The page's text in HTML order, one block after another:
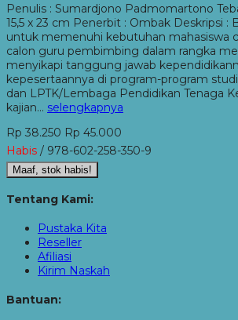
Penulis : Sumardjono Padmomartono
15,5 x 23 cm Penerbit : Ombak Deskripsi :
untuk memenuhi kebutuhan mahasiswa
calon guru pembimbing dalam rangka
menyikapi tanggung jawab
kepesertaannya di program-program
dan LPTK/Lembaga Pendidikan Tenaga
kajian… selengkapnya
Rp 38.250 Rp 45.000
Habis / 978-602-258-350-9
Maaf, stok habis!
Tentang Kami:
Pustaka Kita
Reseller
Afiliasi
Kirim Naskah
Bantuan: